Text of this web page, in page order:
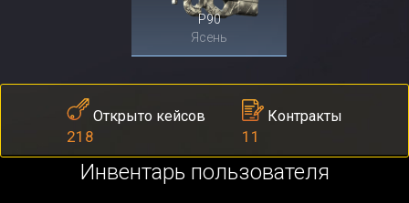
P90
Ясень
Открыто кейсов
218
Контракты
11
Инвентарь пользователя